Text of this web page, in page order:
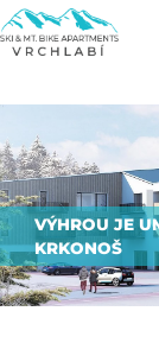
VÝHROU JE
KRKONOŠ